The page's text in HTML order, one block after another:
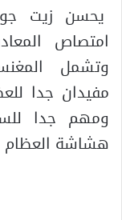
يحسن زيت
امتصاص
وتشمل
مفيدان جدا
ومهم جدا
هشاشة العظام